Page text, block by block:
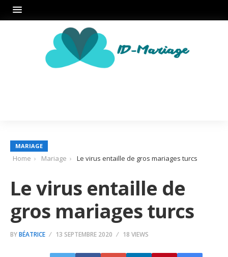
MARIAGE
Home Mariage Le virus entaille de gros mariages turcs
Le virus entaille de
gros mariages turcs
BYBÉATRICE 13 SEPTEMBRE 2020 18 VIEWS